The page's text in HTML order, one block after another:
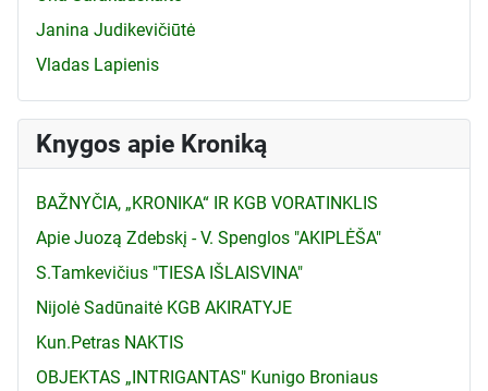
Janina Judikevičiūtė
Vladas Lapienis
Knygos apie Kroniką
BAŽNYČIA, „KRONIKA“ IR KGB VORATINKLIS
Apie Juozą Zdebskį - V. Spenglos "AKIPLĖŠA"
S.Tamkevičius "TIESA IŠLAISVINA"
Nijolė Sadūnaitė KGB AKIRATYJE
Kun.Petras NAKTIS
OBJEKTAS „INTRIGANTAS" Kunigo Broniaus